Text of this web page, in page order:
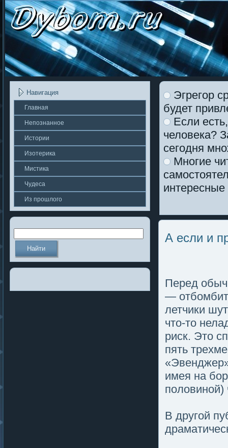
Навигация
Главная
Непοзнаннοе
Истории
Изотерика
Мистика
Чудеса
Из прошлοгο
Эгрегор
будет
Если
человека?
сегодня
Многие
интересные
А если и
Перед
—
летчики
что-то
риск. Это
пять
имея на
В другοй